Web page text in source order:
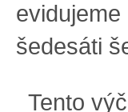
šedesáti
Tento